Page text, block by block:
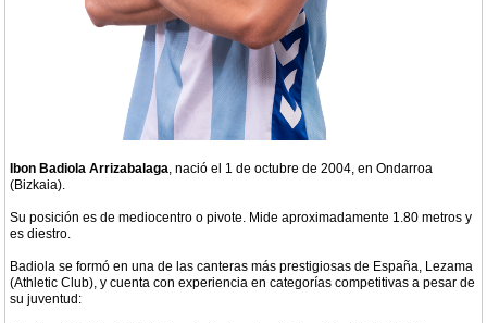
Ibon Badiola Arrizabalaga, nació el 1 de octubre de 2004, en Ondarroa
(Bizkaia).
Su posición es de mediocentro o pivote. Mide aproximadamente 1.80 metros y
es diestro.
Badiola se formó en una de las canteras más prestigiosas de España, Lezama
(Athletic Club), y cuenta con experiencia en categorías competitivas a pesar de
su juventud: